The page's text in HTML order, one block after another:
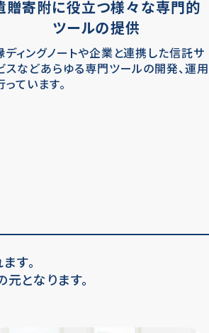
贈寄附に役立つ様々な専門的
ツールの提供
ディングノートや企業と連携した信託サ
スなどあらゆる専門ツールの開発、運用
ています。
す。
となります。